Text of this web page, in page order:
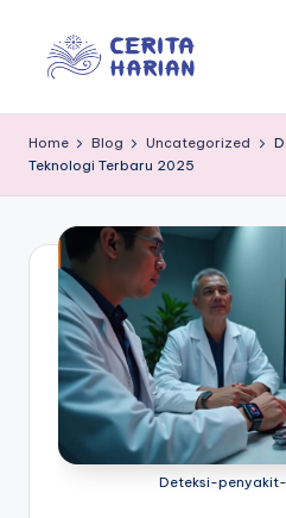
f
o
m
d
ia
for
Home Blog Uncategorized
Teknologi Terbaru 2025
Deteksi-